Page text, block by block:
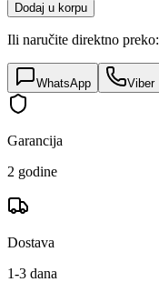
Dodaj u korpu
Ili naručite direktno preko:
WhatsApp Viber
Garancija
2 godine
Dostava
1-3 dana